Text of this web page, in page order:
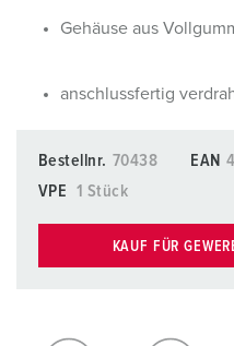
Gehäuse aus
anschlussfertig
Bestellnr. 70438 EAN
VPE
1 Stück
KAUF FÜR